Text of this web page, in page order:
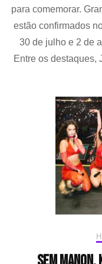
para comemorar.
estão confirmados
30 de julho e 2 de
Entre os